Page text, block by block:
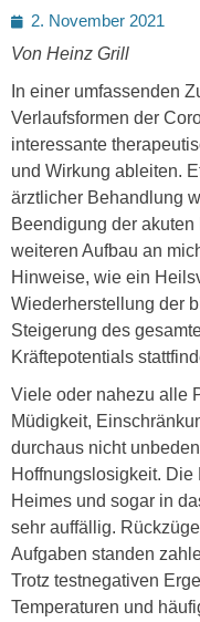
Posted
on
2. November 2021
Von Heinz Grill
In einer umfassenden
Verlaufsformen der
interessante
und Wirkung ableiten.
ärztlicher Behandlung
Beendigung der
weiteren Aufbau an
Hinweise, wie ein
Wiederherstellung der
Steigerung des
Kräftepotentials
Viele oder nahezu alle
Müdigkeit,
durchaus nicht
Hoffnungslosigkeit.
Heimes und sogar in
sehr auffällig.
Aufgaben standen
Trotz testnegativen
Temperaturen und